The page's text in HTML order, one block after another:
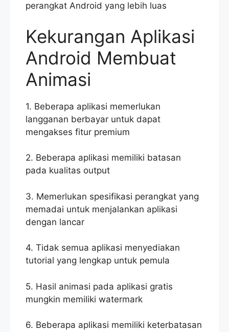
perangkat Android yang lebih luas
Kekurangan Aplikasi
Android Membuat
Animasi
1. Beberapa aplikasi memerlukan
langganan berbayar untuk dapat
mengakses fitur premium
2. Beberapa aplikasi memiliki batasan
pada kualitas output
3. Memerlukan spesifikasi perangkat yang
memadai untuk menjalankan aplikasi
dengan lancar
4. Tidak semua aplikasi menyediakan
tutorial yang lengkap untuk pemula
5. Hasil animasi pada aplikasi gratis
mungkin memiliki watermark
6. Beberapa aplikasi memiliki keterbatasan